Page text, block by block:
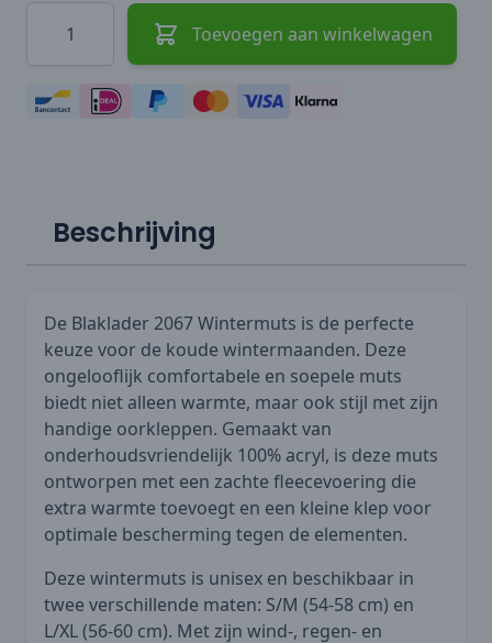
Hoeveelheid
Toevoegen aan winkelwagen
Beschrijving
De Blaklader 2067 Wintermuts is de perfecte
keuze voor de koude wintermaanden. Deze
ongelooflijk comfortabele en soepele muts
biedt niet alleen warmte, maar ook stijl met zijn
handige oorkleppen. Gemaakt van
onderhoudsvriendelijk 100% acryl, is deze muts
ontworpen met een zachte fleecevoering die
extra warmte toevoegt en een kleine klep voor
optimale bescherming tegen de elementen.
Deze wintermuts is unisex en beschikbaar in
twee verschillende maten: S/M (54-58 cm) en
L/XL (56-60 cm). Met zijn wind-, regen- en